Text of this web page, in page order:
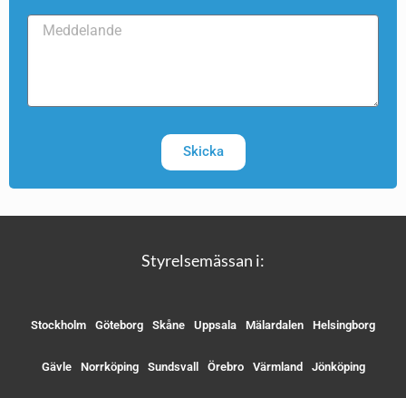
Skicka
Styrelsemässan i:
Stockholm Göteborg Skåne Uppsala Mälardalen Helsingborg
Gävle Norrköping Sundsvall Örebro Värmland Jönköping